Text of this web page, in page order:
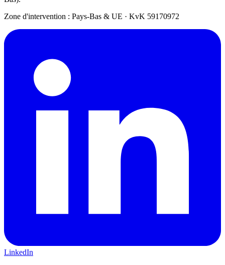
Zone d'intervention : Pays-Bas & UE · KvK 59170972
LinkedIn